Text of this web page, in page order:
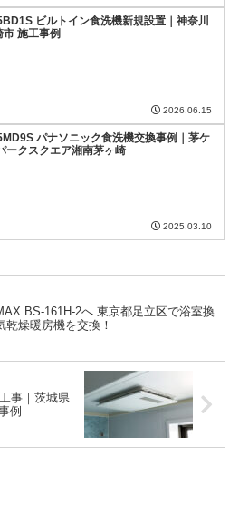
ビルトイン食洗機新規設置｜神奈川
市 施工事例
2026.06.15
パナソニック食洗機交換事例｜茅ケ
ークスクエア湘南茅ヶ崎
2025.03.10
BS-161H-2へ 東京都足立区で浴室換
乾燥暖房機を交換！
事｜茨城県
例